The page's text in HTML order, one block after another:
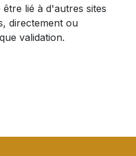
lié à d'autres sites
directement ou
validation.